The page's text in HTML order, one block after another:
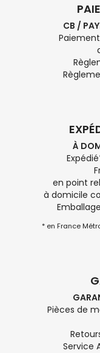
CB /
À
en point
à domicile
* en France
Pièces de
Service